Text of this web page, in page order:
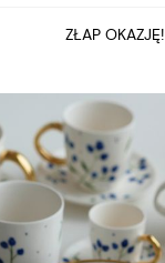
ZŁAP OKAZJĘ!